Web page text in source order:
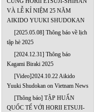
VÀ LỄ KỈ NIỆM 25 NĂM
AIKIDO YUUKI SHUDOKAN
[2025.05.08] Thông báo về lịch
tập hè 2025
[2024.12.31] Thông báo
Kagami Biraki 2025
[Video]2024.10.22 Aikido
Yuuki Shudokan on Vietnam News
[Thông báo] TẬP HUẤN
QUỐC TẾ VỚI HORII ETSUJI-